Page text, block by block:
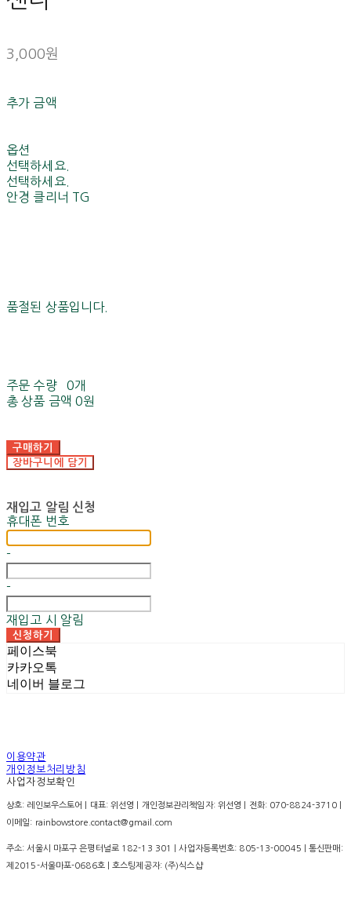
3,000원
추가 금액
옵션
선택하세요.
선택하세요.
안경 클리너 TG
품절된 상품입니다.
주문 수량
0개
총 상품 금액 0원
구매하기
장바구니에 담기
재입고 알림 신청
휴대폰 번호
-
-
재입고 시 알림
신청하기
페이스북
카카오톡
네이버 블로그
이용약관
개인정보처리방침
사업자정보확인
상호: 레인보우스토어 | 대표: 위선영 | 개인정보관리책임자: 위선영 | 전화: 070-8824-3710 |
이메일: rainbowstore.contact@gmail.com
주소: 서울시 마포구 은평터널로 182-13 301 | 사업자등록번호: 805-13-00045 | 통신판매:
제2015-서울마포-0686호| 호스팅제공자: (주)식스샵